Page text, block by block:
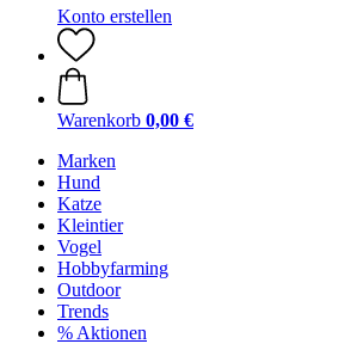
Konto erstellen
Warenkorb 0,00 €
Marken
Hund
Katze
Kleintier
Vogel
Hobbyfarming
Outdoor
Trends
% Aktionen